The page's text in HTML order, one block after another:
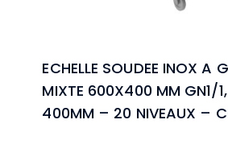
ECHELLE SOUDEE INOX A
MIXTE 600X400 MM GN1/1,
400MM – 20 NIVEAUX –